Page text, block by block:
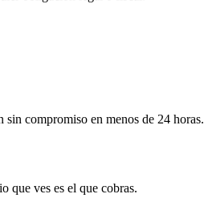
compromiso en menos de 24 horas.
que ves es el que cobras.